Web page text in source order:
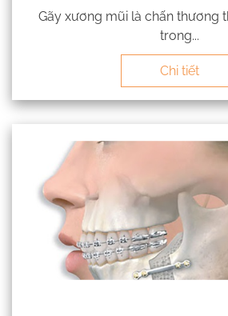
Gãy xương mũi là chấn thương
trong...
Chi tiết